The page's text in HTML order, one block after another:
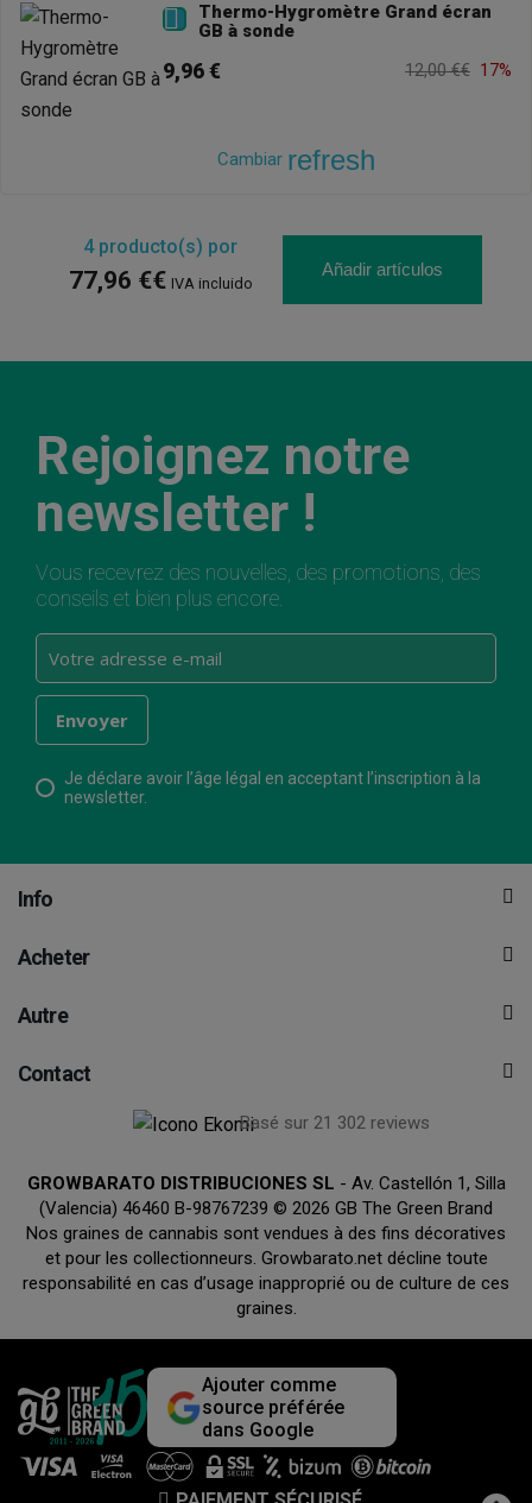

Thermo-Hygromètre Grand écran
GB à sonde
9,96 € 12,00 €€ 17%
Cambiar refresh
4producto(s) por
77,96 €€ IVA incluido
Añadir artículos
Rejoignez notre
newsletter !
Vous recevrez des nouvelles, des promotions, des
conseils et bien plus encore.
Je déclare avoir l’âge légal en acceptant l’inscription à la
newsletter.
Info
Acheter
Autre
Contact
Basé sur 21 302 reviews
GROWBARATO DISTRIBUCIONES SL - Av. Castellón 1, Silla
(Valencia) 46460 B-98767239 © 2026 GB The Green Brand
Nos graines de cannabis sont vendues à des fins décoratives
et pour les collectionneurs. Growbarato.net décline toute
responsabilité en cas d’usage inapproprié ou de culture de ces
graines.
Ajouter comme
source préférée
dans Google